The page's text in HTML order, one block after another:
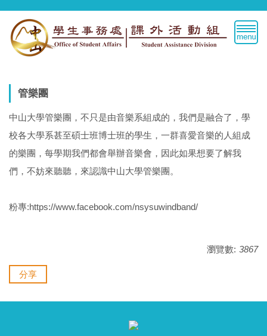
跳
主
要
區
管樂團
中山大學管樂團，不只是由音樂系組成的，我們是融合了，學
校各大學系甚至碩士班博士班的學生，一群喜愛音樂的人組成
的樂團，每學期我們都會舉辦音樂會，因此如果想要了解我
們，不妨來聽聽，來認識中山大學管樂團。
粉專:https://www.facebook.com/nsysuwindband/
瀏覽數: 3867
分享